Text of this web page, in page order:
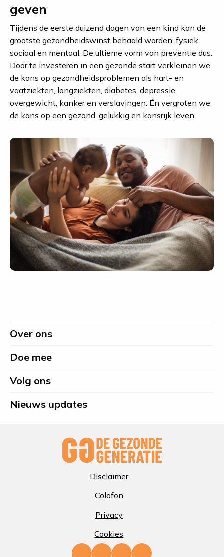
geven
Tijdens de eerste duizend dagen van een kind kan de
grootste gezondheidswinst behaald worden; fysiek,
sociaal en mentaal. De ultieme vorm van preventie dus.
Door te investeren in een gezonde start verkleinen we
de kans op gezondheidsproblemen als hart- en
vaatziekten, longziekten, diabetes, depressie,
overgewicht, kanker en verslavingen. Én vergroten we
de kans op een gezond, gelukkig en kansrijk leven.
SiteOver ons
Doe mee
Volg ons
Nieuws updates
Disclaimer
Colofon
Privacy
Cookies